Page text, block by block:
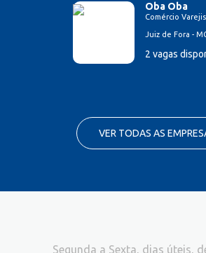
Oba Oba
Comércio
Juiz de Fora -
2 vagas
VER TODAS AS
Segunda a Sexta, dias úteis,